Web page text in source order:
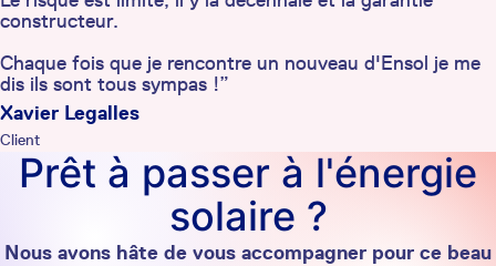
constructeur.
Chaque fois que je rencontre un nouveau d'Ensol je me
dis ils sont tous sympas !”
Xavier Legalles
Client
Prêt à passer à l'énergie
solaire ?
Nous avons hâte de vous accompagner pour ce beau